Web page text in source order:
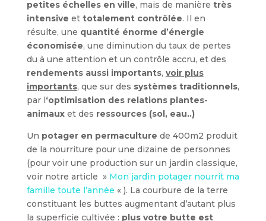
petites échelles en ville, mais de manière très
intensive et totalement contrôlée. Il en
résulte, une quantité énorme d’énergie
économisée, une diminution du taux de pertes
du à une attention et un contrôle accru, et des
rendements aussi importants, voir plus
importants, que sur des systèmes traditionnels,
par l‘optimisation des relations plantes-
animauxet des ressources (sol, eau..)
Un potager en permaculture de 400m2 produit
de la nourriture pour une dizaine de personnes
(pour voir une production sur un jardin classique,
voir notre article » Mon jardin potager nourrit ma
famille toute l’année « ). La courbure de la terre
constituant les buttes augmentant d’autant plus
la superficie cultivée : plus votre butte est